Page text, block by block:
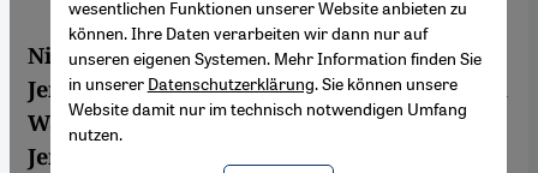
Nicht nur in den umkämpften Gebieten des
Jemen werden momentan Lebensmittel und
Wasser knapp, sondern auch bei vielen
Jemeniten, die in Ägypten bleiben müssen,
wesentlichen Funktionen unserer Website anbieten zu
können. Ihre Daten verarbeiten wir dann nur auf
unseren eigenen Systemen. Mehr Information finden Sie
in unserer Datenschutzerklärung. Sie können unsere
Website damit nur im technisch notwendigen Umfang
nutzen.